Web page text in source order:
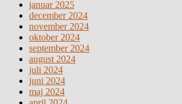
januar 2025
december 2024
november 2024
oktober 2024
september 2024
august 2024
juli 2024
juni 2024
maj 2024